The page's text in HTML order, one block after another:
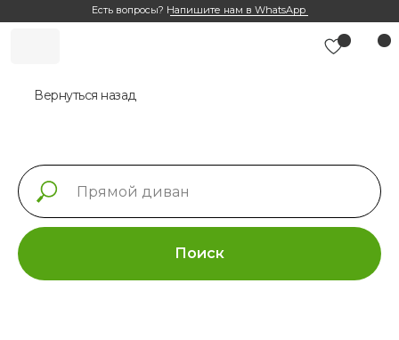
Есть вопросы? Напишите нам в WhatsApp
Вернуться назад
Поиск